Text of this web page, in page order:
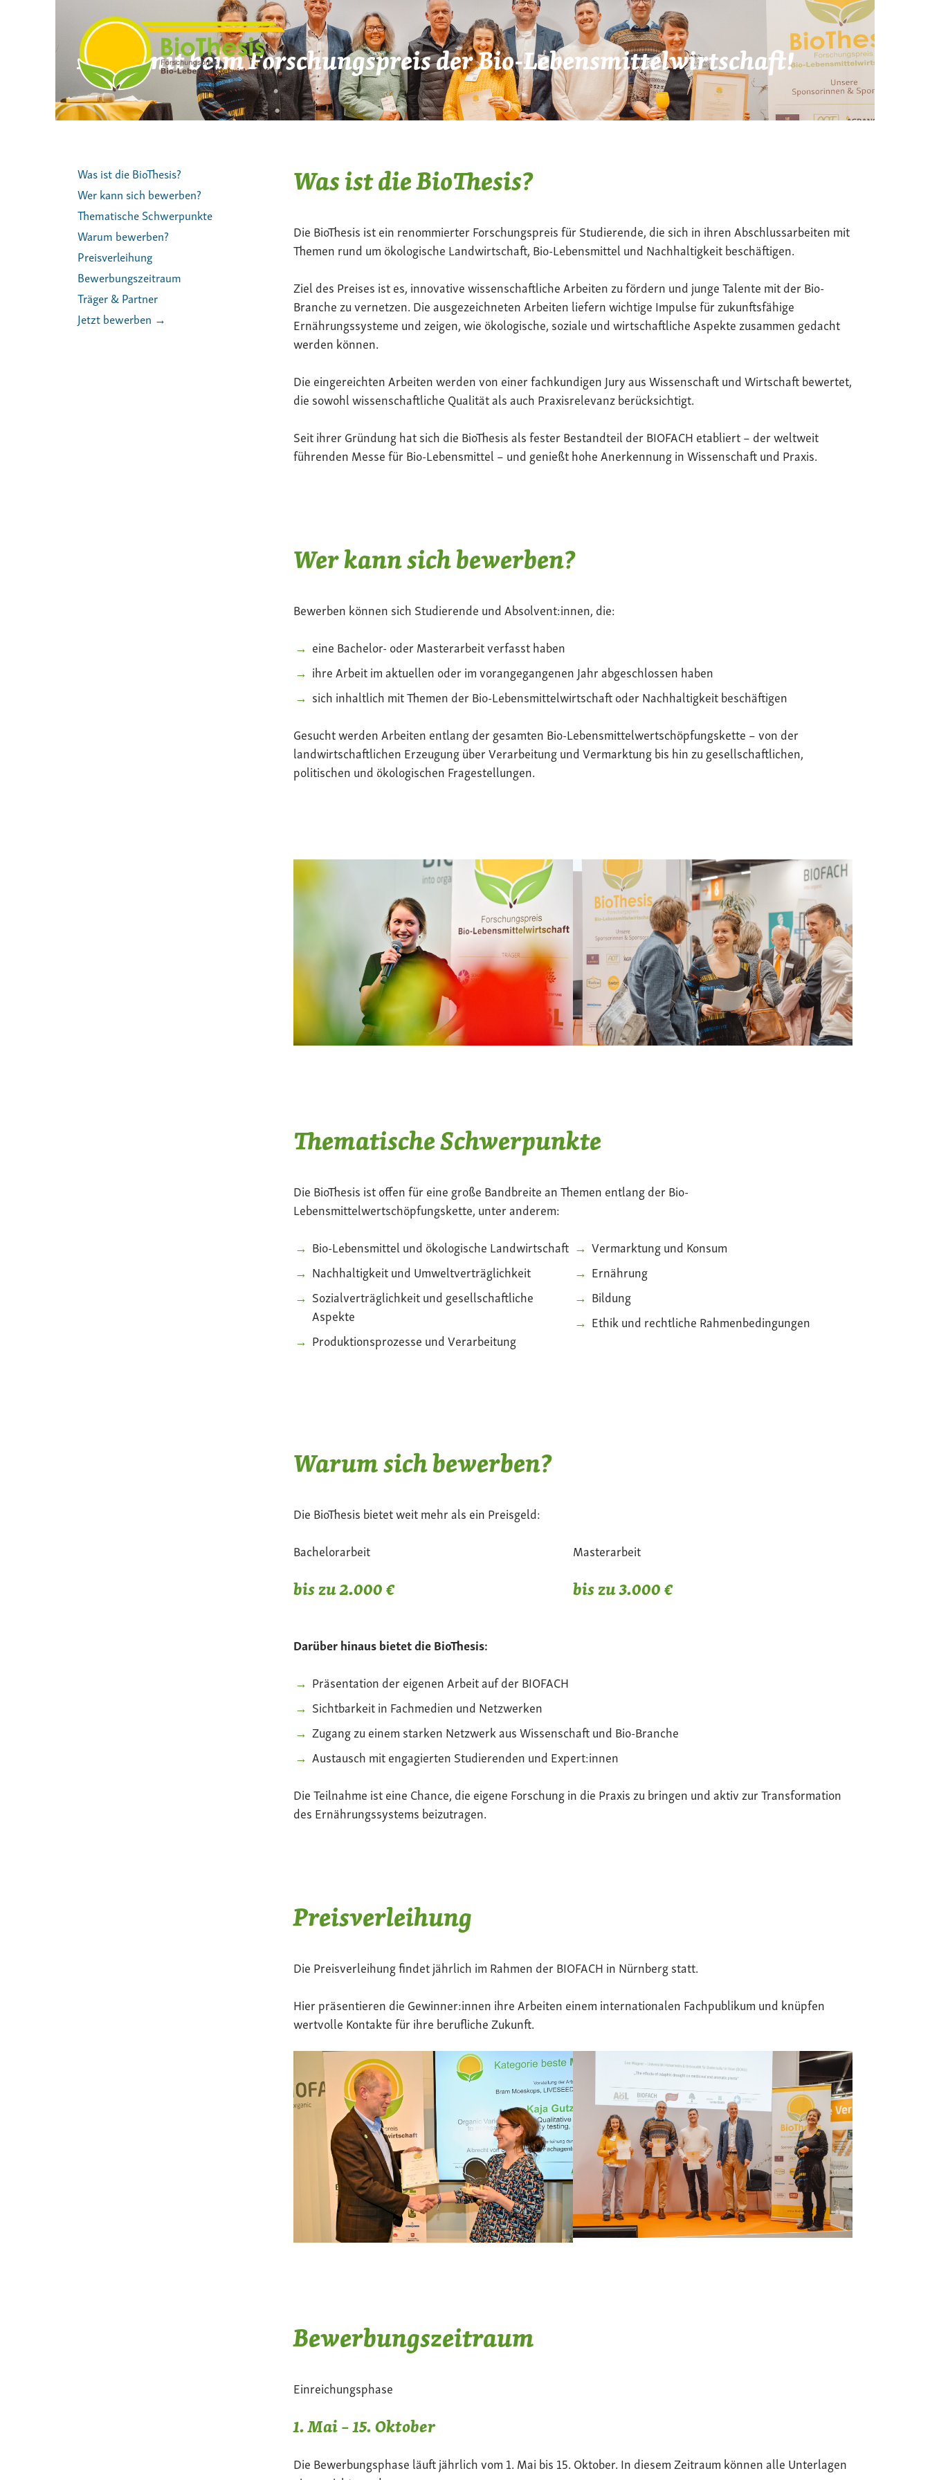
Mach mit beim Forschungspreis der Bio-Lebensmittelwirtschaft!
Was ist die BioThesis?
Die BioThesis ist ein renommierter Forschungspreis für Studierende, die sich in ihren Abschlussarbeiten mit
Themen rund um ökologische Landwirtschaft, Bio-Lebensmittel und Nachhaltigkeit beschäftigen.
Ziel des Preises ist es, innovative wissenschaftliche Arbeiten zu fördern und junge Talente mit der Bio-
Branche zu vernetzen. Die ausgezeichneten Arbeiten liefern wichtige Impulse für zukunftsfähige
Ernährungssysteme und zeigen, wie ökologische, soziale und wirtschaftliche Aspekte zusammen gedacht
werden können.
Die eingereichten Arbeiten werden von einer fachkundigen Jury aus Wissenschaft und Wirtschaft bewertet,
die sowohl wissenschaftliche Qualität als auch Praxisrelevanz berücksichtigt.
Seit ihrer Gründung hat sich die BioThesis als fester Bestandteil der BIOFACH etabliert – der weltweit
führenden Messe für Bio-Lebensmittel – und genießt hohe Anerkennung in Wissenschaft und Praxis.
Wer kann sich bewerben?
Bewerben können sich Studierende und Absolvent:innen, die:
eine Bachelor- oder Masterarbeit verfasst haben
ihre Arbeit im aktuellen oder im vorangegangenen Jahr abgeschlossen haben
sich inhaltlich mit Themen der Bio-Lebensmittelwirtschaft oder Nachhaltigkeit beschäftigen
Gesucht werden Arbeiten entlang der gesamten Bio-Lebensmittelwertschöpfungskette – von der
landwirtschaftlichen Erzeugung über Verarbeitung und Vermarktung bis hin zu gesellschaftlichen,
politischen und ökologischen Fragestellungen.
Thematische Schwerpunkte
Die BioThesis ist offen für eine große Bandbreite an Themen entlang der Bio-
Lebensmittelwertschöpfungskette, unter anderem:
Bio-Lebensmittel und ökologische Landwirtschaft
Nachhaltigkeit und Umweltverträglichkeit
Sozialverträglichkeit und gesellschaftliche
Aspekte
Produktionsprozesse und Verarbeitung
Vermarktung und Konsum
Ernährung
Bildung
Ethik und rechtliche Rahmenbedingungen
Warum sich bewerben?
Die BioThesis bietet weit mehr als ein Preisgeld:
Bachelorarbeit
bis zu 2.000 €
Masterarbeit
bis zu 3.000 €
Darüber hinaus bietet die BioThesis:
Präsentation der eigenen Arbeit auf der BIOFACH
Sichtbarkeit in Fachmedien und Netzwerken
Zugang zu einem starken Netzwerk aus Wissenschaft und Bio-Branche
Austausch mit engagierten Studierenden und Expert:innen
Die Teilnahme ist eine Chance, die eigene Forschung in die Praxis zu bringen und aktiv zur Transformation
des Ernährungssystems beizutragen.
Preisverleihung
Die Preisverleihung findet jährlich im Rahmen der BIOFACH in Nürnberg statt.
Hier präsentieren die Gewinner:innen ihre Arbeiten einem internationalen Fachpublikum und knüpfen
wertvolle Kontakte für ihre berufliche Zukunft.
Bewerbungszeitraum
Einreichungsphase
1. Mai – 15. Oktober
Die Bewerbungsphase läuft jährlich vom 1. Mai bis 15. Oktober. In diesem Zeitraum können alle Unterlagen
Was ist die BioThesis?
Wer kann sich bewerben?
Thematische Schwerpunkte
Warum bewerben?
Preisverleihung
Bewerbungszeitraum
Träger & Partner
Jetzt bewerben →